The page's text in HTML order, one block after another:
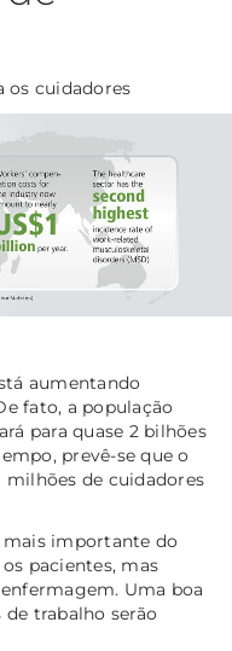
os cuidadores
aumentando
fato, a população
para quase 2 bilhões
prevê-se que o
milhões de cuidadores
mais importante do
pacientes, mas
Uma boa
trabalho serão